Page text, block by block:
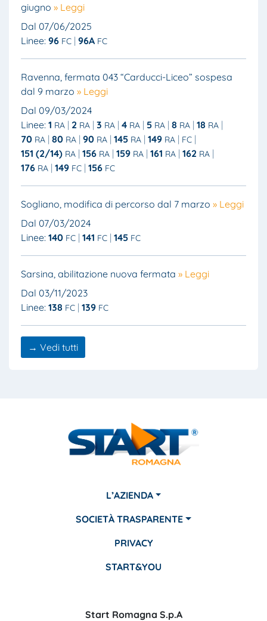
giugno » Leggi
Dal 07/06/2025
Linee: 96 FC 96A FC
Ravenna, fermata 043 “Carducci-Liceo” sospesa
dal 9 marzo » Leggi
Dal 09/03/2024
Linee: 1 RA 2 RA 3 RA 4 RA 5 RA 8 RA 18 RA
70 RA 80 RA 90 RA 145 RA 149 RA FC
151 (2/14) RA 156 RA 159 RA 161 RA 162 RA
176 RA 149 FC 156 FC
Sogliano, modifica di percorso dal 7 marzo » Leggi
Dal 07/03/2024
Linee: 140 FC 141 FC 145 FC
Sarsina, abilitazione nuova fermata » Leggi
Dal 03/11/2023
Linee: 138 FC 139 FC
→ Vedi tutti
L’AZIENDA
SOCIETÀ TRASPARENTE
PRIVACY
START&YOU
Start Romagna S.p.A